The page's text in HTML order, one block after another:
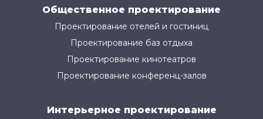
Общественное проектирование
Проектирование отелей и гостиниц
Проектирование баз отдыха
Проектирование кинотеатров
Проектирование конференц-залов
Интерьерное проектирование